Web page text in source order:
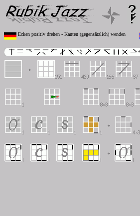
Ecken positiv drehen - Kanten (gegensätzlich) wenden